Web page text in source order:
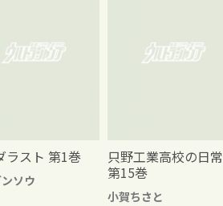
ラスト 第1巻
ソウ
只野工業高校の日常
第15巻
小賀ちさと